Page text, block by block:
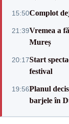
15:50Complot
21:39Vremea a
Mureș
20:17Start
festival
19:56Planul
barjele în